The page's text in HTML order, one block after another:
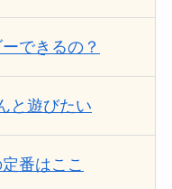
できるの？
と遊びたい
番はここ